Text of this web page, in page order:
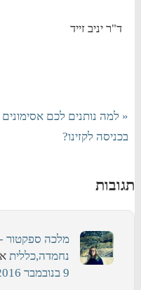
ד"ר יניב זייד
« למה נותנים לכם אסימונים
בכניסה לקזינו?
תגובות
מלכה ספקטור -
נחמדה,כללית
9 בנובמבר 2016 אל16:51